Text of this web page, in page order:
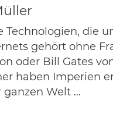
Technologien, die
gehört ohne
oder Bill Gates
haben Imperien
ganzen Welt …